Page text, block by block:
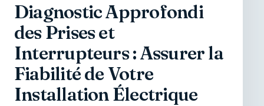
Diagnostic Approfondi
des Prises et
Interrupteurs : Assurer la
Fiabilité de Votre
Installation Électrique